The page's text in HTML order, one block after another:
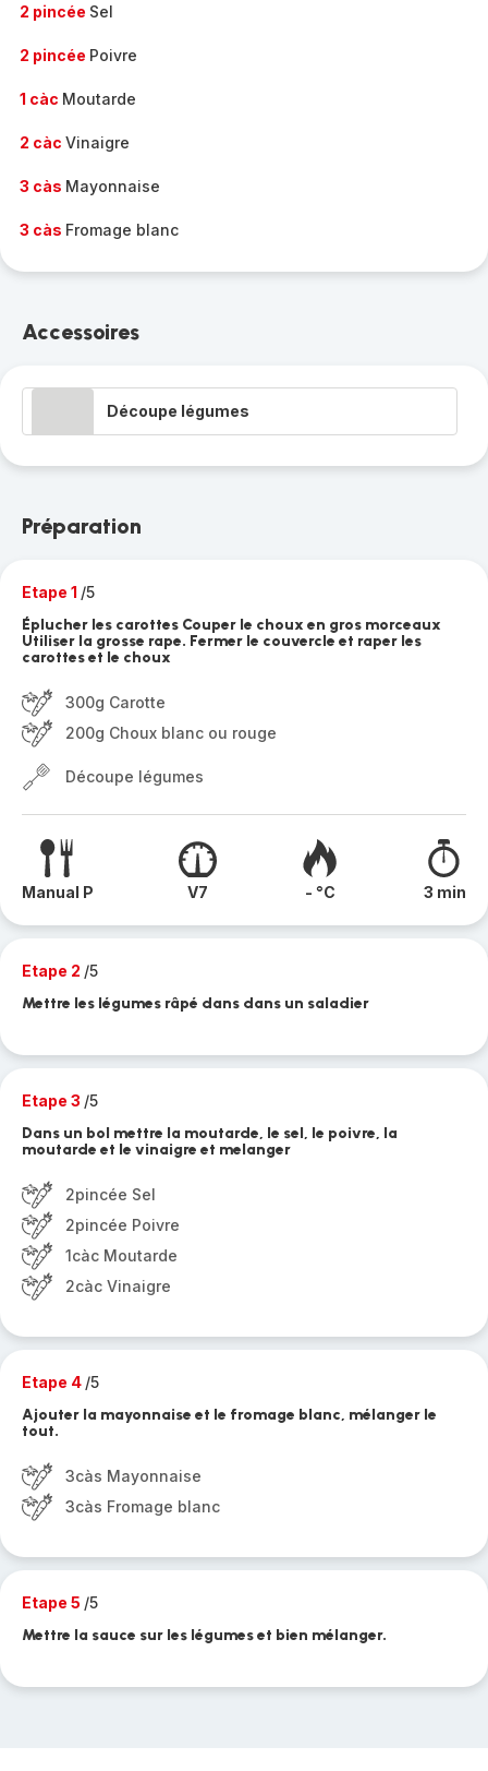
2 pincée Sel
2 pincée Poivre
1 càc Moutarde
2 càc Vinaigre
3 càs Mayonnaise
3 càs Fromage blanc
Accessoires
Découpe légumes
Préparation
Etape 1 /5
Éplucher les carottes Couper le choux en gros morceaux
Utiliser la grosse rape. Fermer le couvercle et raper les
carottes et le choux
300g Carotte
200g Choux blanc ou rouge
Découpe légumes
Manual P V7 - °C 3 min
Etape 2 /5
Mettre les légumes râpé dans dans un saladier
Etape 3 /5
Dans un bol mettre la moutarde, le sel, le poivre, la
moutarde et le vinaigre et melanger
2pincée Sel
2pincée Poivre
1càc Moutarde
2càc Vinaigre
Etape 4 /5
Ajouter la mayonnaise et le fromage blanc, mélanger le
tout.
3càs Mayonnaise
3càs Fromage blanc
Etape 5 /5
Mettre la sauce sur les légumes et bien mélanger.